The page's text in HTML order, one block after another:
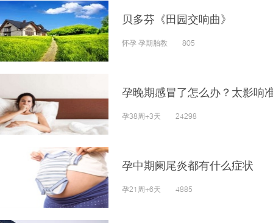
贝多芬《田园交响曲》
怀孕 孕期胎教 805
孕晚期感冒了怎么办？太影响
孕38周+3天 24298
孕中期阑尾炎都有什么症状
孕21周+6天 4885